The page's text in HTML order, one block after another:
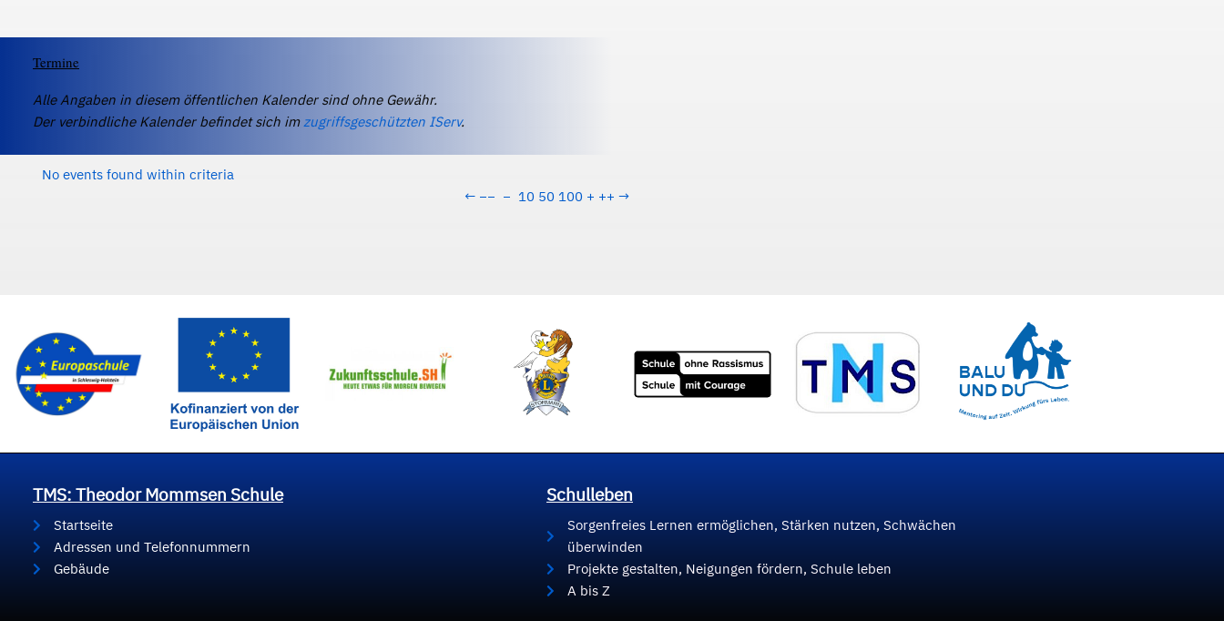
Termine
Alle Angaben in diesem öffentlichen Kalender sind ohne Gewähr.
Der verbindliche Kalender befindet sich imzugriffsgeschützten IServ.
No events found within criteria
← −− − 10 50 100 + ++ →
TMS: Theodor Mommsen Schule
Startseite
Adressen und Telefonnummern
Gebäude
Schulleben
Sorgenfreies Lernen ermöglichen, Stärken nutzen, Schwächen
überwinden
Projekte gestalten, Neigungen fördern, Schule leben
A bis Z